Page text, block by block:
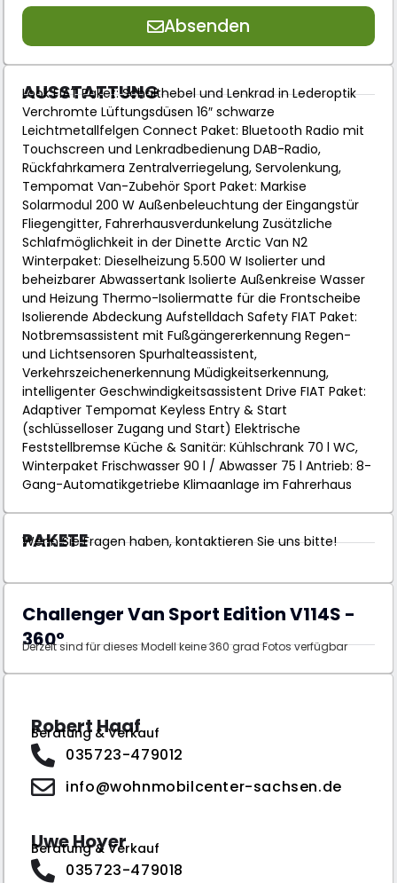
Absenden
AUSSTATTUNG
Look FIAT Paket: Schalthebel und Lenkrad in Lederoptik
Verchromte Lüftungsdüsen 16″ schwarze
Leichtmetallfelgen Connect Paket: Bluetooth Radio mit
Touchscreen und Lenkradbedienung DAB-Radio,
Rückfahrkamera Zentralverriegelung, Servolenkung,
Tempomat Van-Zubehör Sport Paket: Markise
Solarmodul 200 W Außenbeleuchtung der Eingangstür
Fliegengitter, Fahrerhausverdunkelung Zusätzliche
Schlafmöglichkeit in der Dinette Arctic Van N2
Winterpaket: Dieselheizung 5.500 W Isolierter und
beheizbarer Abwassertank Isolierte Außenkreise Wasser
und Heizung Thermo-Isoliermatte für die Frontscheibe
Isolierende Abdeckung Aufstelldach Safety FIAT Paket:
Notbremsassistent mit Fußgängererkennung Regen-
und Lichtsensoren Spurhalteassistent,
Verkehrszeichenerkennung Müdigkeitserkennung,
intelligenter Geschwindigkeitsassistent Drive FIAT Paket:
Adaptiver Tempomat Keyless Entry & Start
(schlüsselloser Zugang und Start) Elektrische
Feststellbremse Küche & Sanitär: Kühlschrank 70 l WC,
Winterpaket Frischwasser 90 l / Abwasser 75 l Antrieb: 8-
Gang-Automatikgetriebe Klimaanlage im Fahrerhaus
PAKETE
Wenn Sie Fragen haben, kontaktieren Sie uns bitte!
Challenger Van Sport Edition V114S -
360°
Derzeit sind für dieses Modell keine 360 grad Fotos verfügbar
Robert Haaf
Beratung & Verkauf
035723-479012
info@wohnmobilcenter-sachsen.de
Uwe Hoyer
Beratung & Verkauf
035723-479018